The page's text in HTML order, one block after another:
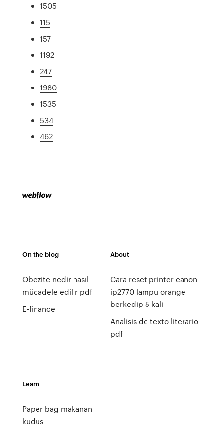
1505
115
157
1192
247
1980
1535
534
462
On the blog
Obezite nedir nasıl
mücadele edilir pdf
E-finance
About
Cara reset printer canon
ip2770 lampu orange
berkedip 5 kali
Analisis de texto literario
pdf
Learn
Paper bag makanan
kudus